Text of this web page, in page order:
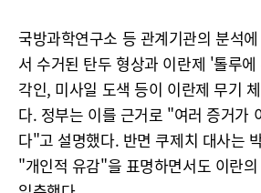
국방과학연구소 등 관계기관의 분석
서 수거된 탄두 형상과 이란제 '톨루
각인, 미사일 도색 등이 이란제 무기
다. 정부는 이를 근거로 "여러 증거가
다"고 설명했다. 반면 쿠제치 대사는
"개인적 유감"을 표명하면서도 이란